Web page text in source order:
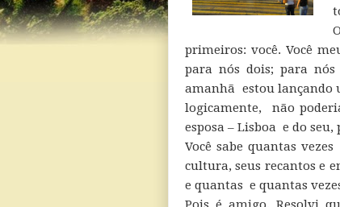
primeiros: você. Você
para nós dois; para
amanhã estou lançando
logicamente, não
esposa – Lisboa e do
Você sabe quantas
cultura, seus recantos e
e quantas e quantas